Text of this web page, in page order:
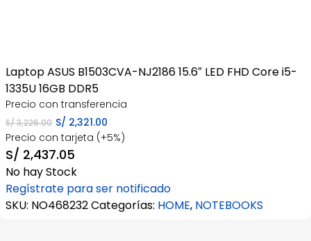
Laptop ASUS B1503CVA-NJ2186 15.6″ LED FHD Core i5-
1335U 16GB DDR5
Precio con transferencia
S/3,226.00 El
precio
original
era:
S/ 3,226.00.
S/ 2,321.00
precio
S/ 2,321.00.
Precio con tarjeta (+5%)
S/ 2,437.05
No hay Stock
Regístrate para ser notificado
SKU: NO468232Categorías: HOME, NOTEBOOKS